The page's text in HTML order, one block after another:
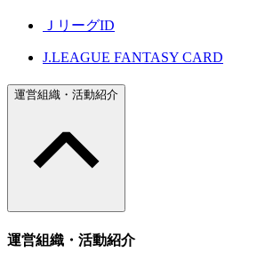
ＪリーグID
J.LEAGUE FANTASY CARD
運営組織・活動紹介
運営組織・活動紹介